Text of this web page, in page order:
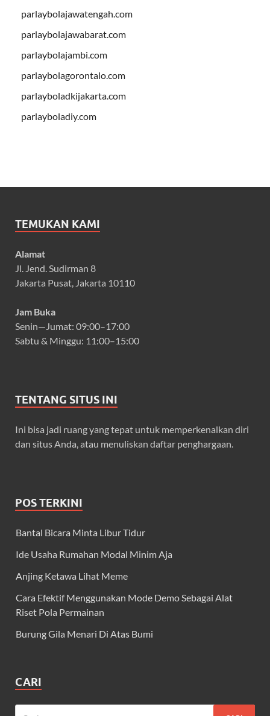
parlaybolajawatengah.com
parlaybolajawabarat.com
parlaybolajambi.com
parlaybolagorontalo.com
parlayboladkijakarta.com
parlayboladiy.com
TEMUKAN KAMI
Alamat
Jl. Jend. Sudirman 8
Jakarta Pusat, Jakarta 10110
Jam Buka
Senin—Jumat: 09:00–17:00
Sabtu & Minggu: 11:00–15:00
TENTANG SITUS INI
Ini bisa jadi ruang yang tepat untuk memperkenalkan diri
dan situs Anda, atau menuliskan daftar penghargaan.
POS TERKINI
Bantal Bicara Minta Libur Tidur
Ide Usaha Rumahan Modal Minim Aja
Anjing Ketawa Lihat Meme
Cara Efektif Menggunakan Mode Demo Sebagai Alat
Riset Pola Permainan
Burung Gila Menari Di Atas Bumi
CARI